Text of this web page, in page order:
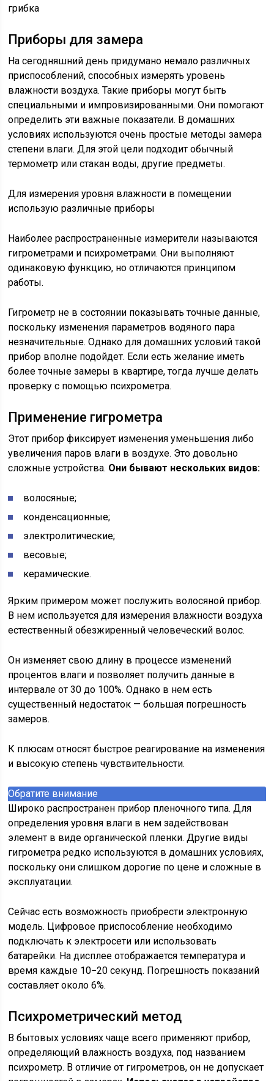
грибка
Приборы для замера
На сегодняшний день придумано немало различных
приспособлений, способных измерять уровень
влажности воздуха. Такие приборы могут быть
специальными и импровизированными. Они помогают
определить эти важные показатели. В домашних
условиях используются очень простые методы замера
степени влаги. Для этой цели подходит обычный
термометр или стакан воды, другие предметы.
Для измерения уровня влажности в помещении
использую различные приборы
Наиболее распространенные измерители называются
гигрометрами и психрометрами. Они выполняют
одинаковую функцию, но отличаются принципом
работы.
Гигрометр не в состоянии показывать точные данные,
поскольку изменения параметров водяного пара
незначительные. Однако для домашних условий такой
прибор вполне подойдет. Если есть желание иметь
более точные замеры в квартире, тогда лучше делать
проверку с помощью психрометра.
Применение гигрометра
Этот прибор фиксирует изменения уменьшения либо
увеличения паров влаги в воздухе. Это довольно
сложные устройства. Они бывают нескольких видов:
волосяные;
конденсационные;
электролитические;
весовые;
керамические.
Ярким примером может послужить волосяной прибор.
В нем используется для измерения влажности воздуха
естественный обезжиренный человеческий волос.
Он изменяет свою длину в процессе изменений
процентов влаги и позволяет получить данные в
интервале от 30 до 100%. Однако в нем есть
существенный недостаток — большая погрешность
замеров.
К плюсам относят быстрое реагирование на изменения
и высокую степень чувствительности.
Обратите внимание
Широко распространен прибор пленочного типа. Для
определения уровня влаги в нем задействован
элемент в виде органической пленки. Другие виды
гигрометра редко используются в домашних условиях,
поскольку они слишком дорогие по цене и сложные в
эксплуатации.
Сейчас есть возможность приобрести электронную
модель. Цифровое приспособление необходимо
подключать к электросети или использовать
батарейки. На дисплее отображается температура и
время каждые 10−20 секунд. Погрешность показаний
составляет около 6%.
Психрометрический метод
В бытовых условиях чаще всего применяют прибор,
определяющий влажность воздуха, под названием
психрометр. В отличие от гигрометров, он не допускает